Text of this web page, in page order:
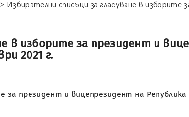
> Избирателни списъци за гласуване в изборите
в изборите за президент и
2021 г.
за президент и вицепрезидент на